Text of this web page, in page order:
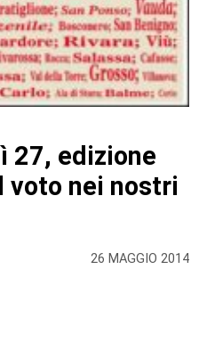
26 MAGGIO 2014
27, edizione
voto nei nostri